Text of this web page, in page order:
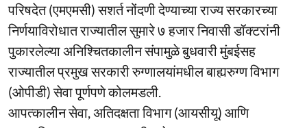
परिषदेत (एमएमसी) सशर्त नोंदणी देण्याच्या राज्य सरकारच्या
निर्णयाविरोधात राज्यातील सुमारे ७ हजार निवासी डॉक्टरांनी
पुकारलेल्या अनिश्चितकालीन संपामुळे बुधवारी मुंबईसह
राज्यातील प्रमुख सरकारी रुग्णालयांमधील बाह्यरुग्ण विभाग
(ओपीडी) सेवा पूर्णपणे कोलमडली.
आपत्कालीन सेवा, अतिदक्षता विभाग (आयसीयू) आणि